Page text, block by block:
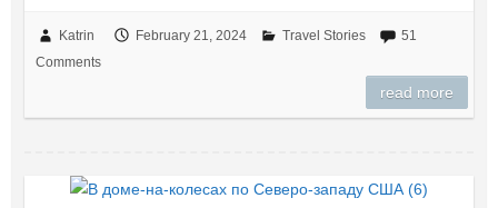
Katrin February 21, 2024 Travel Stories
51
Comments
read more